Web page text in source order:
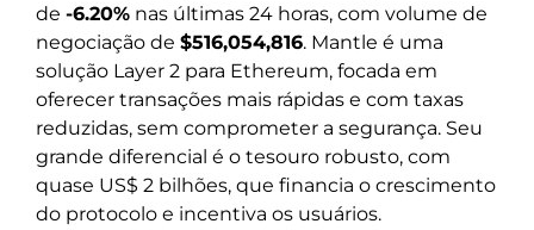
de -6.20% nas últimas 24 horas, com volume de
negociação de $516,054,816. Mantle é uma
solução Layer 2 para Ethereum, focada em
oferecer transações mais rápidas e com taxas
reduzidas, sem comprometer a segurança. Seu
grande diferencial é o tesouro robusto, com
quase US$ 2 bilhões, que financia o crescimento
do protocolo e incentiva os usuários.